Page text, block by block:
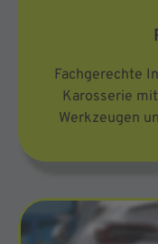
Fachgerechte
Karosserie
Werkzeugen